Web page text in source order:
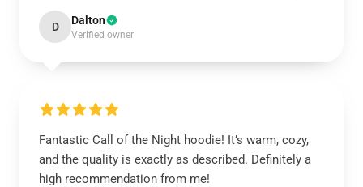
D Dalton
Verified owner
Fantastic Call of the Night hoodie! It’s warm, cozy,
and the quality is exactly as described. Definitely a
high recommendation from me!